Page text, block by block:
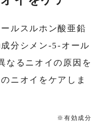
ルスルホン酸亜鉛
分シメン-5-オール
なるニオイの原因を
ニオイをケアしま
※有効成分